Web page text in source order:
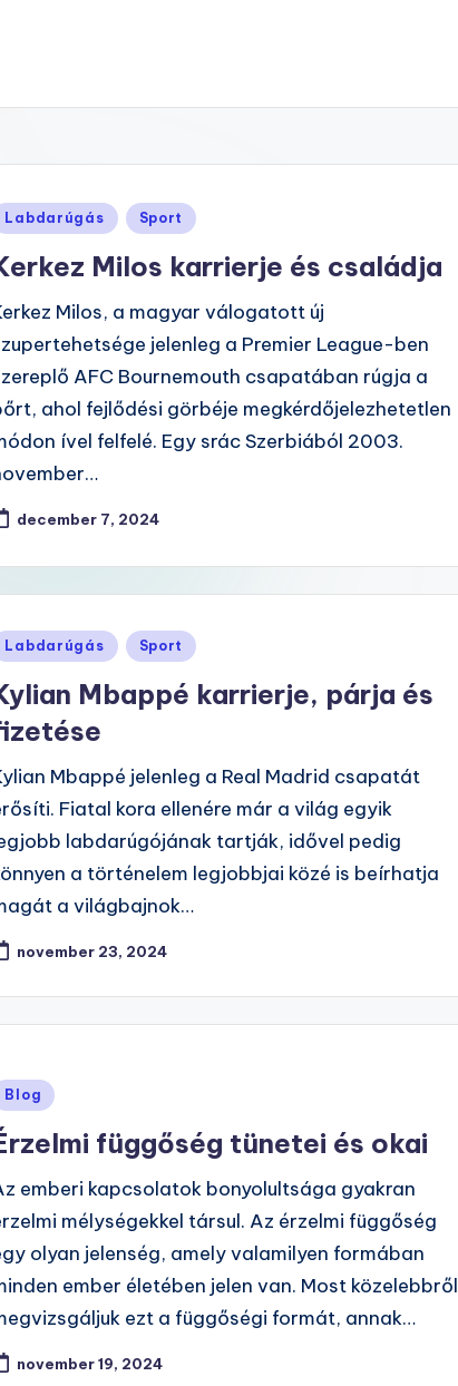
Labdarúgás Sport
Milos karrierje és családja
Milos, a magyar válogatott új
jelenleg a Premier League-ben
AFC Bournemouth csapatában rúgja a
ahol fejlődési görbéje megkérdőjelezhetetlen
ível felfelé. Egy srác Szerbiából 2003.
december 7, 2024
Labdarúgás Sport
Mbappé karrierje, párja és
Mbappé jelenleg a Real Madrid csapatát
Fiatal kora ellenére már a világ egyik
labdarúgójának tartják, idővel pedig
a történelem legjobbjai közé is beírhatja
a világbajnok…
november 23, 2024
Blog
függőség tünetei és okai
emberi kapcsolatok bonyolultsága gyakran
mélységekkel társul. Az érzelmi függőség
olyan jelenség, amely valamilyen formában
ember életében jelen van. Most közelebbről
ezt a függőségi formát, annak…
november 19, 2024